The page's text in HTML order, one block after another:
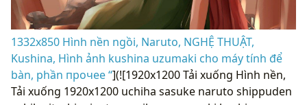
1332x850 Hình nền ngồi, Naruto, NGHỆ THUẬT,
Kushina, Hình ảnh kushina uzumaki cho máy tính để
bàn, phần прочее “](![1920x1200 Tải xuống Hình nền,
Tải xuống 1920x1200 uchiha sasuke naruto shippuden